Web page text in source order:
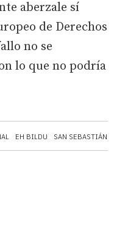
EH BILDU SAN SEBASTIÁN
aberzale sí
de Derechos
no se
lo que no podría